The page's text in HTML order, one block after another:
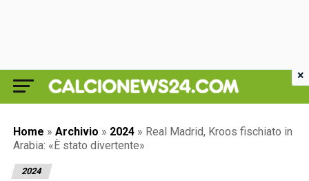
Home » Archivio » 2024 » Real Madrid, Kroos fischiato in
Arabia: «È stato divertente»
2024
×